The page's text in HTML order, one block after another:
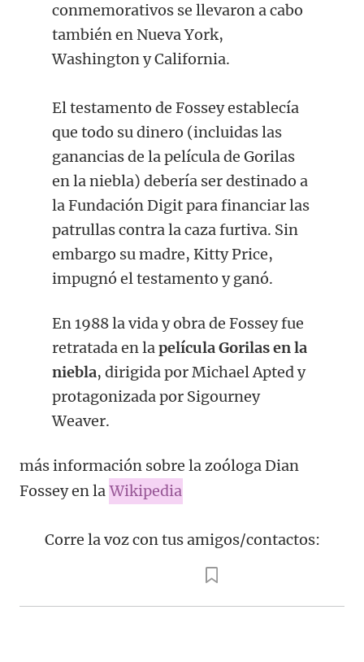
conmemorativos se llevaron a cabo
también en Nueva York,
Washington y California.
El testamento de Fossey establecía
que todo su dinero (incluidas las
ganancias de la película de Gorilas
en la niebla) debería ser destinado a
la Fundación Digit para financiar las
patrullas contra la caza furtiva. Sin
embargo su madre, Kitty Price,
impugnó el testamento y ganó.
En 1988 la vida y obra de Fossey fue
retratada en lapelícula Gorilas en la
niebla, dirigida por Michael Apted y
protagonizada por Sigourney
Weaver.
más información sobre la zoóloga Dian
Fossey en la Wikipedia
Corre la voz con tus amigos/contactos: